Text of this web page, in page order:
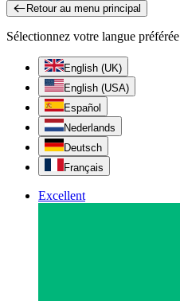
Retour au menu principal
Sélectionnez votre langue préférée
English (UK)
English (USA)
Español
Nederlands
Deutsch
Français
Excellent